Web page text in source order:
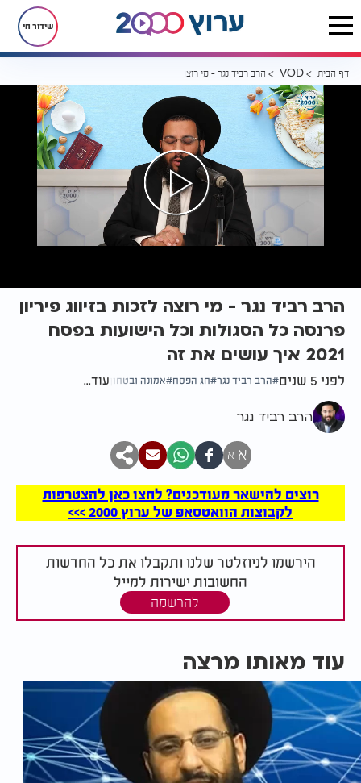
שידור חי
דף הבית VOD הרב רביד נגר - מי רוצה לזכות בזיווג פיריון פרנסה כל הסגולות וכל הישועות בפסח 2021 איך
הרב רביד נגר - מי רוצה לזכות בזיווג פיריון
פרנסה כל הסגולות וכל הישועות בפסח
2021 איך עושים את זה
לפני 5 שנים הרב רביד נגר חג הפסח אמונה ובטחון עוד...
הרב רביד נגר
א א
רוצים להישאר מעודכנים? לחצו כאן להצטרפות
לקבוצות הוואטסאפ של ערוץ 2000 >>>
הירשמו לניוזלטר שלנו ותקבלו את כל החדשות
החשובות ישירות למייל
להרשמה
עוד מאותו מרצה